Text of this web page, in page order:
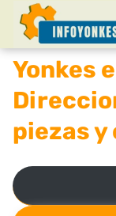
Yonkes
piezas